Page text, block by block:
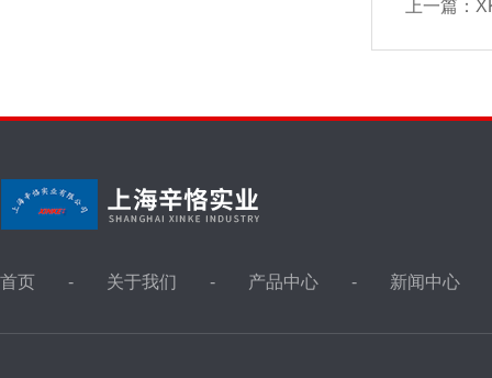
上一篇：
首页 关于我们 产品中心 新闻中心